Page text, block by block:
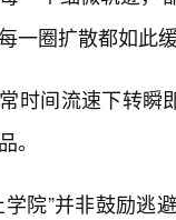
一圈扩散都如此
时间流速下转瞬
。
学院”并非鼓励逃